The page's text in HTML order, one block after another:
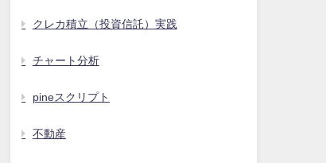
クレカ積立（投資信託）実践
チャート分析
pineスクリプト
不動産